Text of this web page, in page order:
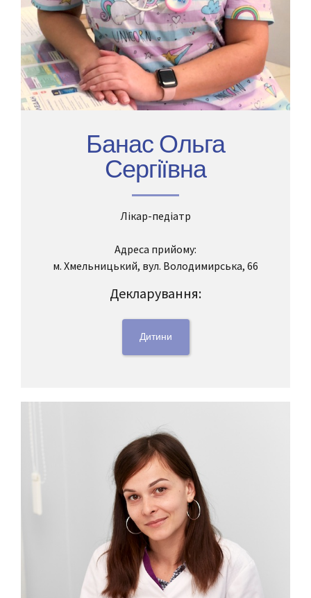
Банас Ольга
Сергіївна
Лікар-педіатр
Адреса прийому:
м. Хмельницький, вул. Володимирська, 66
Декларування:
Дитини